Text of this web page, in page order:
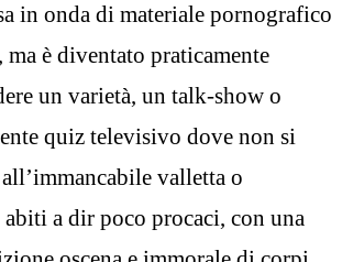
in onda di materiale pornografico
ma è diventato praticamente
un varietà, un talk-show o
quiz televisivo dove non si
all’immancabile valletta o
a dir poco procaci, con una